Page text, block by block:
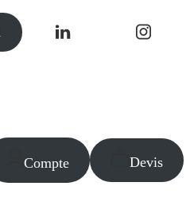
Compte Devis